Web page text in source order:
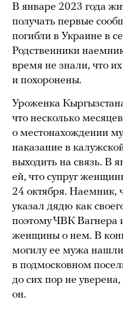
В январе 2023 года
получать первые
погибли в Украине в
Родственники
время не знали, что
и похоронены.
Уроженка
что несколько
о местонахождении
наказание в
выходить на связь. В
ей, что супруг
24 октября. Наемник,
указал дядю как
поэтому ЧВК Вагнера
женщины о нем. В
могилу ее мужа
в подмосковном
до сих пор не
он.